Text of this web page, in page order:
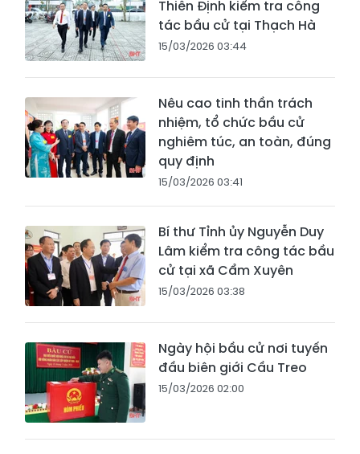
Thiên Định kiểm tra công
tác bầu cử tại Thạch Hà
15/03/2026 03:44
Nêu cao tinh thần trách
nhiệm, tổ chức bầu cử
nghiêm túc, an toàn, đúng
quy định
15/03/2026 03:41
Bí thư Tỉnh ủy Nguyễn Duy
Lâm kiểm tra công tác bầu
cử tại xã Cẩm Xuyên
15/03/2026 03:38
Ngày hội bầu cử nơi tuyến
đầu biên giới Cầu Treo
15/03/2026 02:00